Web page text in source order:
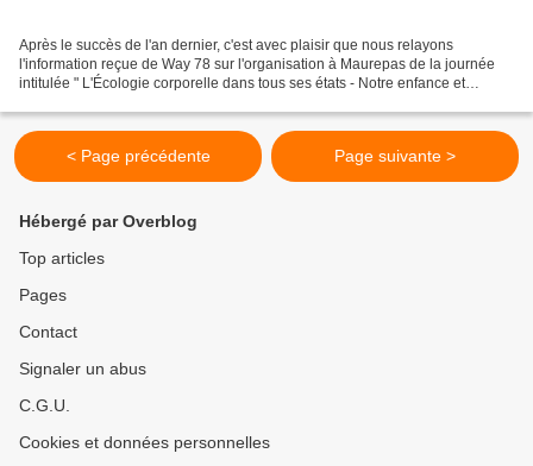
Après le succès de l'an dernier, c'est avec plaisir que nous relayons
l'information reçue de Way 78 sur l'organisation à Maurepas de la journée
intitulée " L'Écologie corporelle dans tous ses états - Notre enfance et
< Page précédente Page suivante >
Hébergé par Overblog
Top articles
Pages
Contact
Signaler un abus
C.G.U.
Cookies et données personnelles